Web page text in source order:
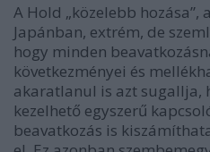
A Hold „közelebb hozása”,
Japánban, extrém, de
hogy minden
következményei és
akaratlanul is azt sugallja,
kezelhető egyszerű
beavatkozás is